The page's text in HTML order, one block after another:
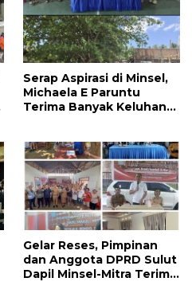
Serap Aspirasi di Minsel,
Michaela E Paruntu
Terima Banyak Keluhan
Gelar Reses, Pimpinan
dan Anggota DPRD Sulut
Dapil Minsel-Mitra Terima